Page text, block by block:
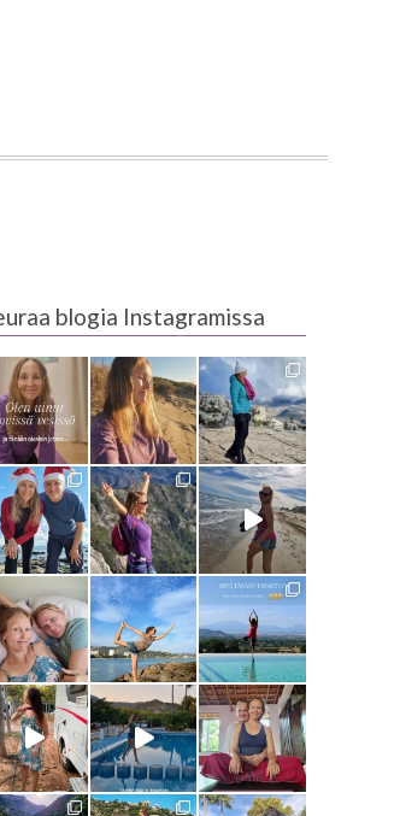
blogia Instagramissa